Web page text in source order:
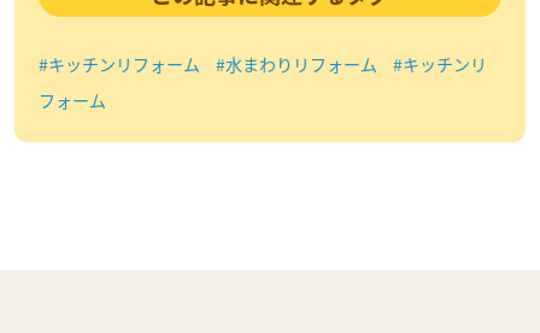
#キッチンリフォーム #水まわりリフォーム
#キッチンリ
フォーム